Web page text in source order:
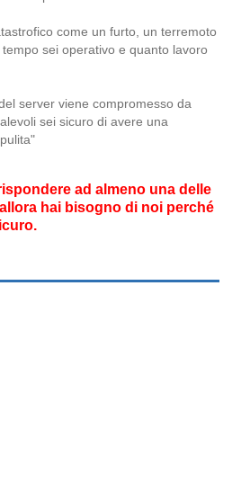
come un furto, un terremoto
sei operativo e quanto lavoro
server viene compromesso da
sei sicuro di avere una
ad almeno una delle
hai bisogno di noi perché